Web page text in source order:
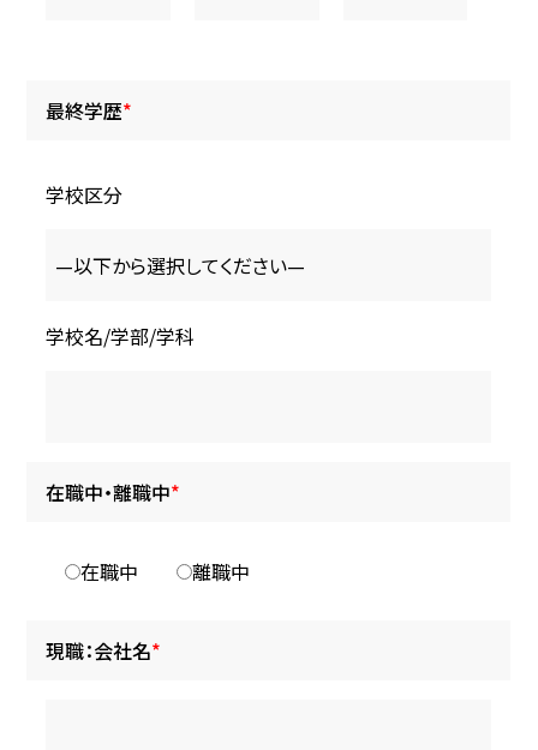
最終学歴*
学校区分
学校名/学部/学科
在職中・離職中*
在職中 離職中
現職：会社名*